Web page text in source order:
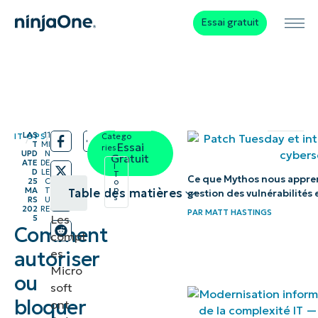
Essai gratuit
IT OPS
/
LAS
T
UPD
ATE
D
25
MA
RS
202
5
/
11
MI
N
DE
LE
C
T
U
RE
Comment
autoriser
ou
bloquer
Table des matières
pour
autoriser
bloquer
Les
compt
es
Micro
soft
ont
Essai
Gratuit
Catego
ries:
I
T
o
p
s
Ce que Mythos nous
gestion des vulnérabilités
PAR MATT HASTINGS